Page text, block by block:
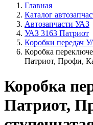
Главная
Каталог
Автозапчасти УАЗ
УАЗ 3163 Патриот
Коробки передач
Коробка
Патриот, Профи,
Коробка
Патриот,